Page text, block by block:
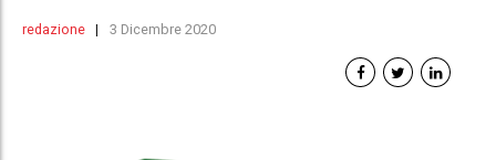
redazione 3 Dicembre 2020